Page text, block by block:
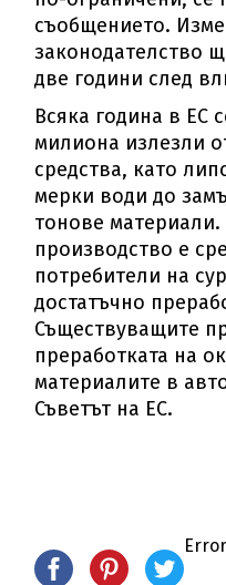
съобщението.
законодателство
две години след
Всяка година в ЕС
милиона излезли
средства, като
мерки води до
тонове
производство е
потребители на
достатъчно
Съществуващите
преработката на
материалите в
Съветът на ЕС.